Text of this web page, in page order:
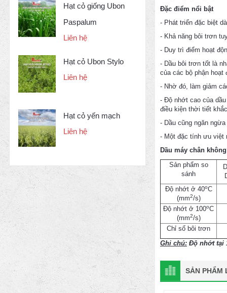
Hạt cỏ giống Ubon
Paspalum
Liên hệ
Hạt cỏ Ubon Stylo
Liên hệ
Hạt cỏ yến mạch
Liên hệ
Đặc điểm nổi bật
- Phát triển đặc biệt
- Khả năng bôi trơn
- Duy trì điểm hoạt
- Dầu bôi trơn tốt là
của các bộ phận hoạt
- Nhờ đó, làm giảm
- Độ nhớt cao của
điều kiện thời tiết
- Dầu cũng ngăn
- Một đặc tính ưu việt
Dầu máy chân
Sản phẩm so
sánh
Độ nhớt ở 40oC
(mm2/s)
Độ nhớt ở 100oC
(mm2/s)
Chỉ số bôi trơn
Ghi chú: Độ nhớt tại
SẢN PHẨM